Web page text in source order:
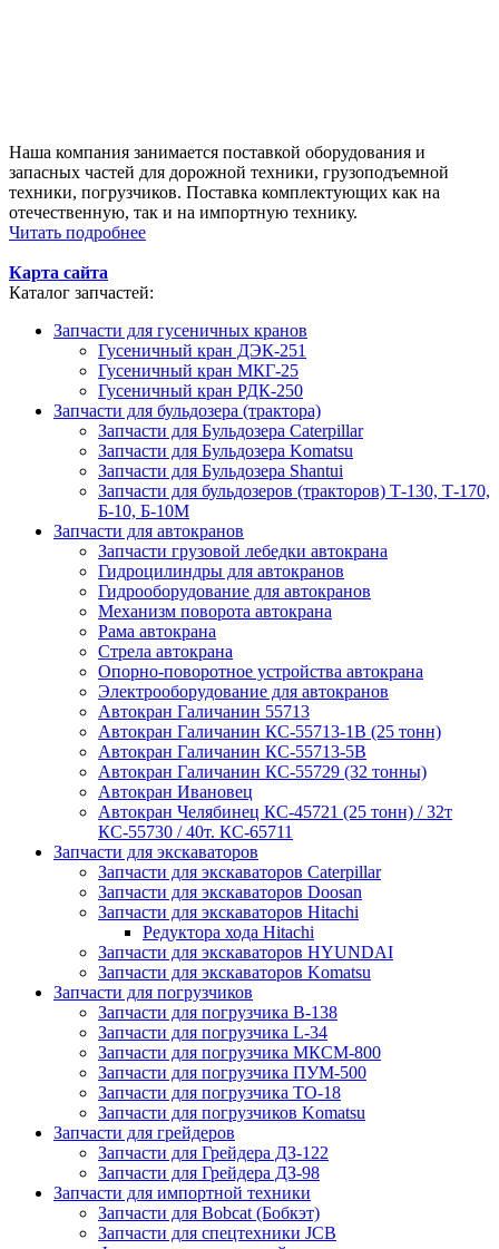
Наша компания занимается поставкой оборудования и
запасных частей для дорожной техники, грузоподъемной
техники, погрузчиков. Поставка комплектующих как на
отечественную, так и на импортную технику.
Читать подробнее
Карта сайта
Каталог запчастей:
Запчасти для гусеничных кранов
Гусеничный кран ДЭК-251
Гусеничный кран МКГ-25
Гусеничный кран РДК-250
Запчасти для бульдозера (трактора)
Запчасти для Бульдозера Caterpillar
Запчасти для Бульдозера Komatsu
Запчасти для Бульдозера Shantui
Запчасти для бульдозеров (тракторов) Т-130, Т-170,
Б-10, Б-10М
Запчасти для автокранов
Запчасти грузовой лебедки автокрана
Гидроцилиндры для автокранов
Гидрооборудование для автокранов
Механизм поворота автокрана
Рама автокрана
Стрела автокрана
Опорно-поворотное устройства автокрана
Электрооборудование для автокранов
Автокран Галичанин 55713
Автокран Галичанин КС-55713-1В (25 тонн)
Автокран Галичанин КС-55713-5В
Автокран Галичанин КС-55729 (32 тонны)
Автокран Ивановец
Автокран Челябинец КС-45721 (25 тонн) / 32т
КС-55730 / 40т. КС-65711
Запчасти для экскаваторов
Запчасти для экскаваторов Caterpillar
Запчасти для экскаваторов Doosan
Запчасти для экскаваторов Hitachi
Редуктора хода Hitachi
Запчасти для экскаваторов HYUNDAI
Запчасти для экскаваторов Komatsu
Запчасти для погрузчиков
Запчасти для погрузчика B-138
Запчасти для погрузчика L-34
Запчасти для погрузчика МКСМ-800
Запчасти для погрузчика ПУМ-500
Запчасти для погрузчика ТО-18
Запчасти для погрузчиков Komatsu
Запчасти для грейдеров
Запчасти для Грейдера ДЗ-122
Запчасти для Грейдера ДЗ-98
Запчасти для импортной техники
Запчасти для Bobcat (Бобкэт)
Запчасти для спецтехники JCB